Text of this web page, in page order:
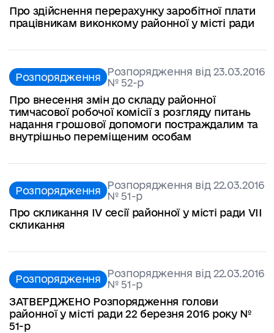
Про здійснення перерахунку заробітної плати
працівникам виконкому районної у місті ради
Розпорядження Розпорядження від 23.03.2016
№ 52-р
Про внесення змін до складу районної
тимчасової робочої комісії з розгляду питань
надання грошової допомоги постраждалим та
внутрішньо переміщеним особам
Розпорядження Розпорядження від 22.03.2016
№ 51-р
Про скликання ІV сесії районної у місті ради VІІ
скликання
Розпорядження Розпорядження від 22.03.2016
№ 51-р
ЗАТВЕРДЖЕНО Розпорядження голови
районної у місті ради 22 березня 2016 року №
51-р